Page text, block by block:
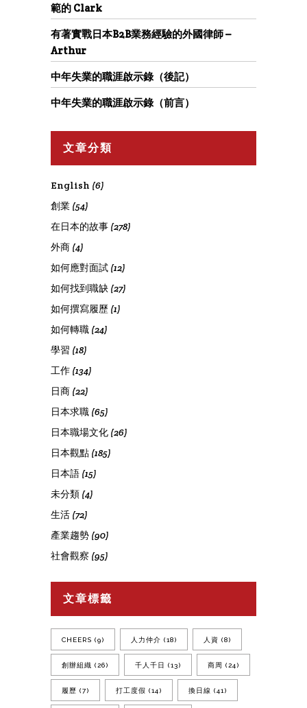
範的 Clark
有著實戰日本B2B業務經驗的外國律師 –
Arthur
中年失業的職涯啟示錄（後記）
中年失業的職涯啟示錄（前言）
文章分類
English (6)
創業 (54)
在日本的故事 (278)
外商 (4)
如何應對面試 (12)
如何找到職缺 (27)
如何撰寫履歷 (1)
如何轉職 (24)
學習 (18)
工作 (134)
日商 (22)
日本求職 (65)
日本職場文化 (26)
日本觀點 (185)
日本語 (15)
未分類 (4)
生活 (72)
產業趨勢 (90)
社會觀察 (95)
文章標籤
CHEERS (9) 人力仲介 (18) 人資 (8)
創辦組織 (26) 千人千日 (13) 商周 (24)
履歷 (7) 打工度假 (14) 換日線 (41)